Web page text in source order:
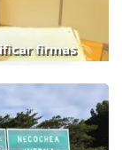
firmas